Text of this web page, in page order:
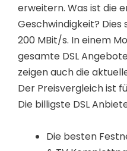
erweitern. Was ist die
Geschwindigkeit?
200 MBit/s. In einem
gesamte DSL
zeigen auch die
Der Preisvergleich ist
Die billigste DSL
Die besten